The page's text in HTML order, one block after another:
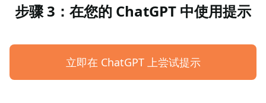
步骤 3：在您的 ChatGPT 中使用提示
立即在 ChatGPT 上尝试提示